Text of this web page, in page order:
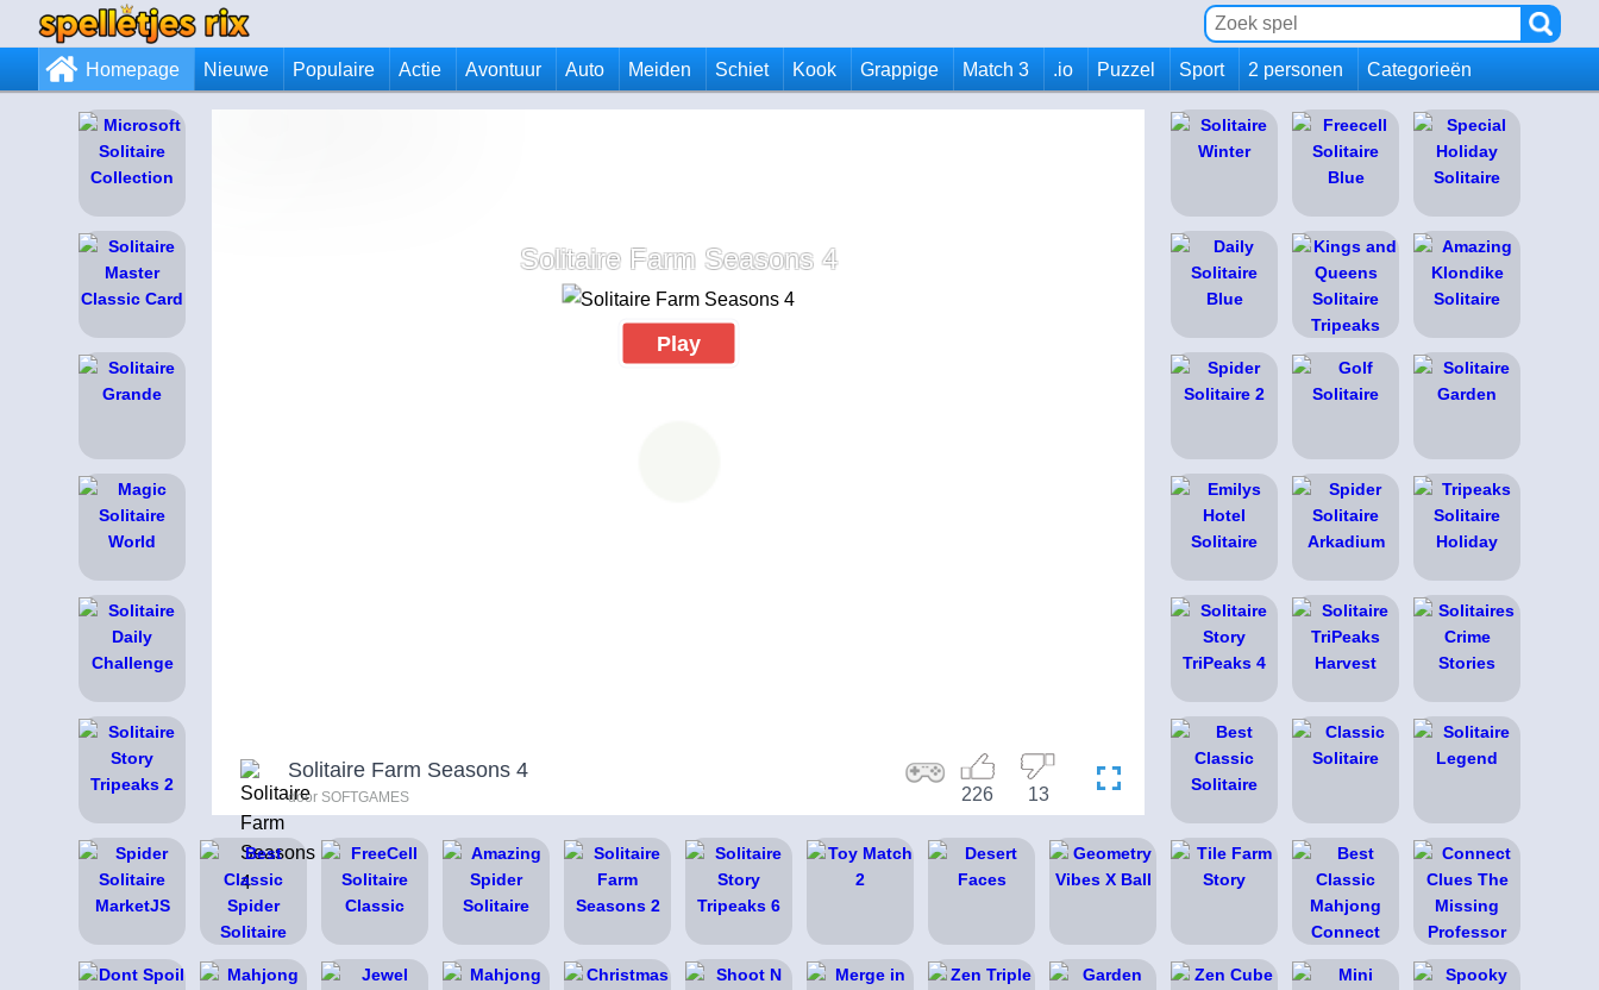
Homepage Nieuwe Populaire Actie Avontuur Auto Meiden Schiet Kook Grappige Match 3 .io Puzzel Sport 2 personen Categorieën
Solitaire Farm Seasons 4
Play
Solitaire Farm Seasons 4
door SOFTGAMES 13
226